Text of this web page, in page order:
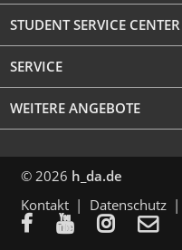
STUDENT SERVICE CENTER
SERVICE
WEITERE ANGEBOTE
© 2026 h_da.de
Kontakt
Datenschutz
   